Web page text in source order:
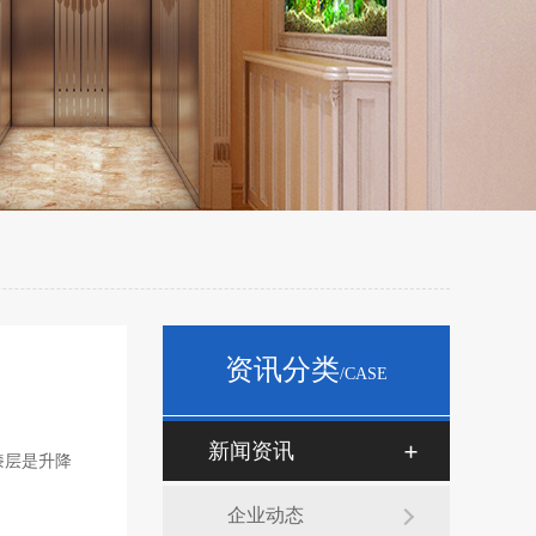
是升降
资讯分类/CASE
新闻资讯
企业动态